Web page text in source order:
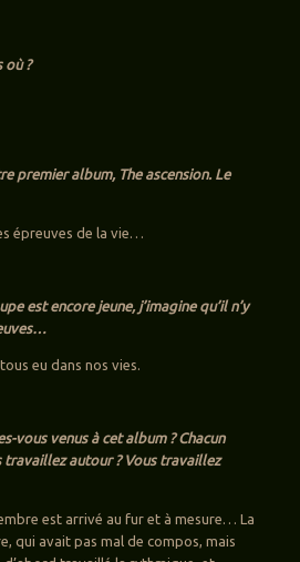
où ?
premier album, The ascension. Le
épreuves de la vie…
est encore jeune, j’imagine qu’il n’y
eu dans nos vies.
vous venus à cet album ? Chacun
travaillez autour ? Vous travaillez
est arrivé au fur et à mesure… La
qui avait pas mal de compos, mais